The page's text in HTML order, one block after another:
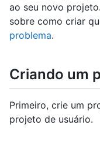
ao seu novo
sobre como criar
problema.
Criando um
Primeiro, crie um
projeto de usuário.